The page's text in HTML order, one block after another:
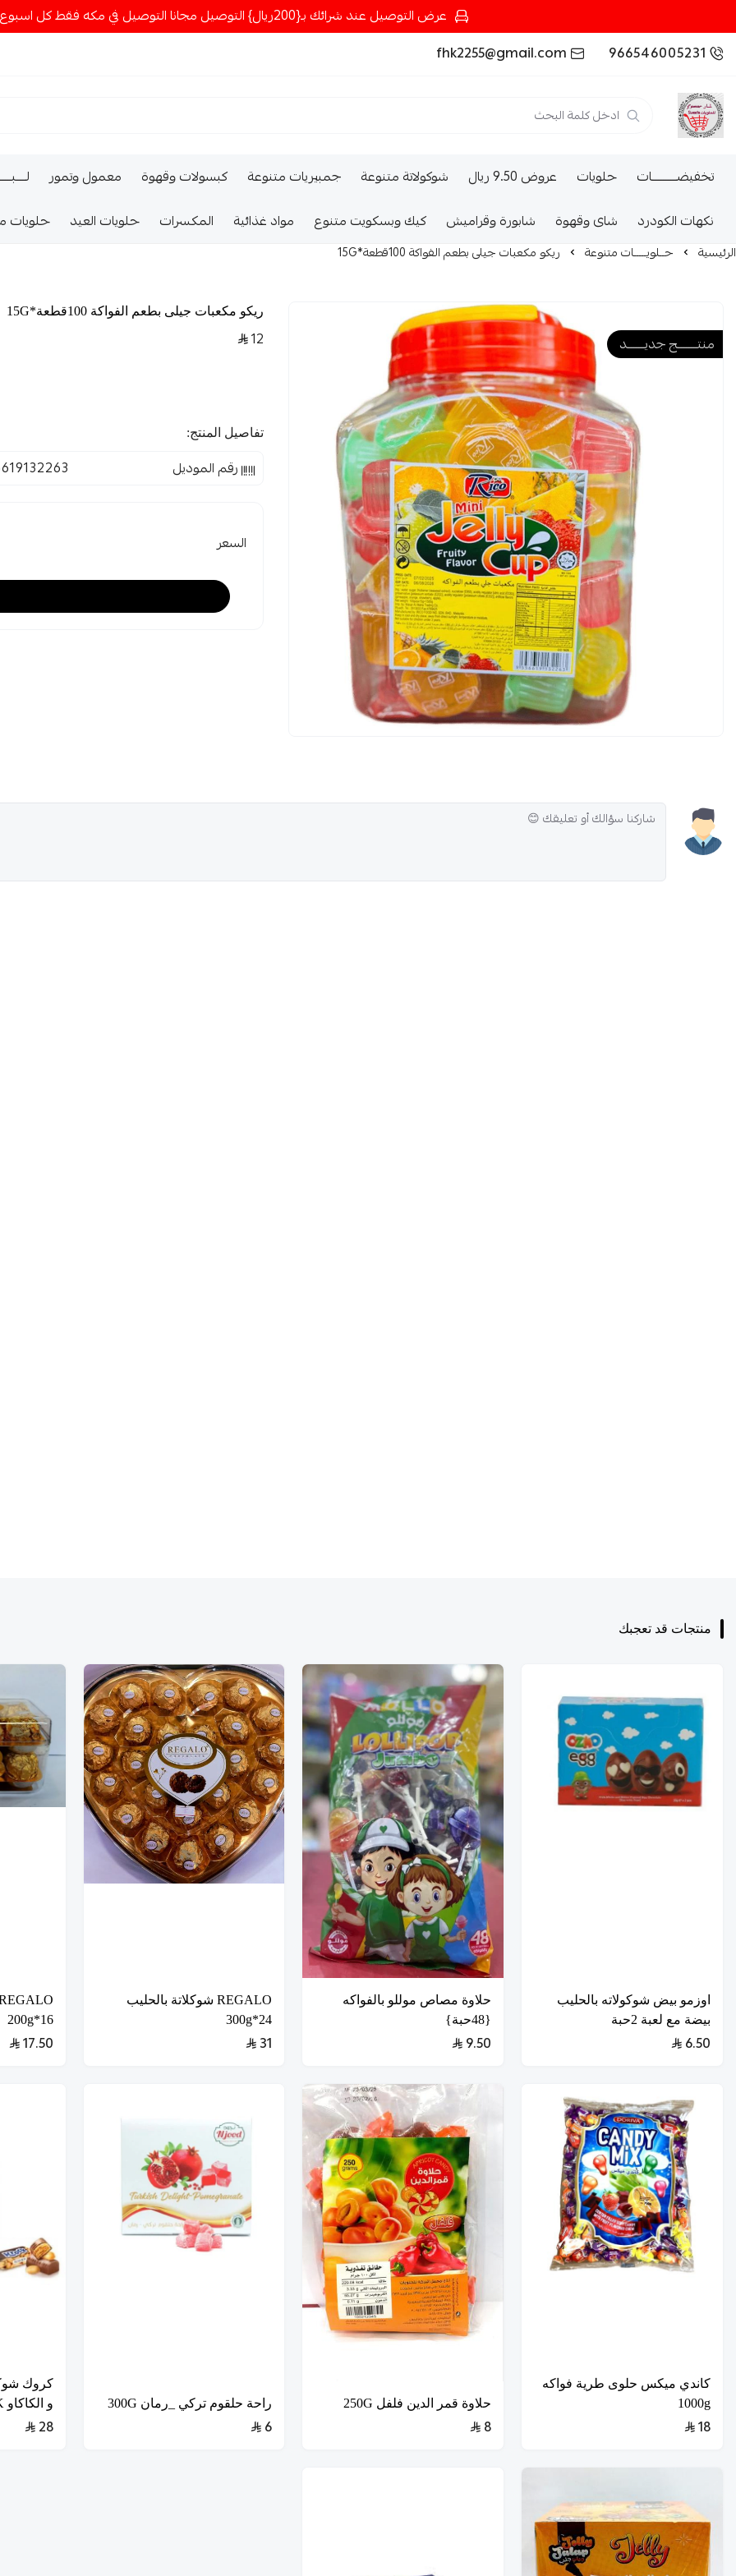
عرض التوصيل عند شرائك بـ{200ريال} التوصيل مجانا التوصيل في مكه فقط كل اسبوع اصناف جديدة
966546005231
fhk2255@gmail.com
تخفيضــــــــــات حلويات عروض 9.50 ريال شوكولاتة متنوعة جمبيريات متنوعة كبسولات وقهوة معمول وتمور
نكهات الكودرد
شاى وقهوة شابورة وقراميش كيك وبسكويت متنوع مواد غذائية المكسرات حلويات العيد حلويات
الرئيسية حــلويـــــات متنوعة ريكو مكعبات جيلى بطعم الفواكة 100قطعة*15G
منتــــــــج جديـــــــد
ريكو مكعبات جيلى بطعم الفواكة 100قطعة*15G
12
تفاصيل المنتج:
رقم الموديل
السعر
منتجات قد تعجبك
اوزمو بيض شوكولاته بالحليب
بيضة مع لعبة 2حبة
6.50
حلاوة مصاص موللو بالفواكه
{48حبة}
9.50
REGALO شوكلاتة بالحليب
24*300g
31
16*200g
17.50
كاندي ميكس حلوى طرية فواكه
1000g
18
حلاوة قمر الدين فلفل 250G
8
راحة حلقوم تركي _رمان 300G
6
كروك
و الكاكاو 1K
28